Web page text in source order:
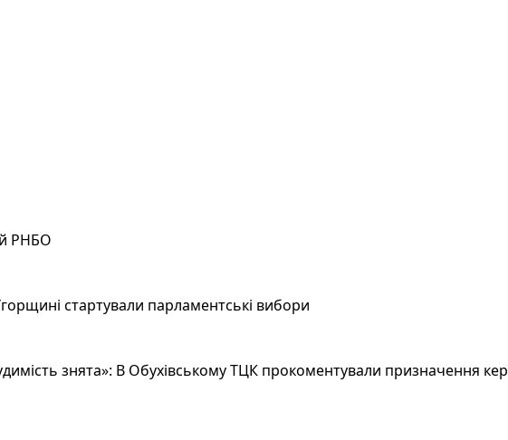
РНБО
стартували парламентські вибори
знята»: В Обухівському ТЦК прокоментували призначення